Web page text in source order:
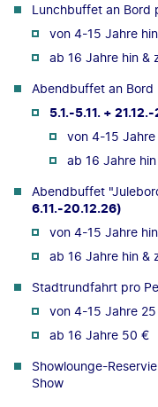
Lunchbuffet an Bord
von 4-15 Jahre
ab 16 Jahre hin &
Abendbuffet an Bord
5.1.-5.11. +
von 4-15
ab 16 Jahre
Abendbuffet
6.11.-20.12.26)
von 4-15 Jahre
ab 16 Jahre hin &
Stadtrundfahrt pro
von 4-15 Jahre
ab 16 Jahre 50 €
Showlounge-
Show